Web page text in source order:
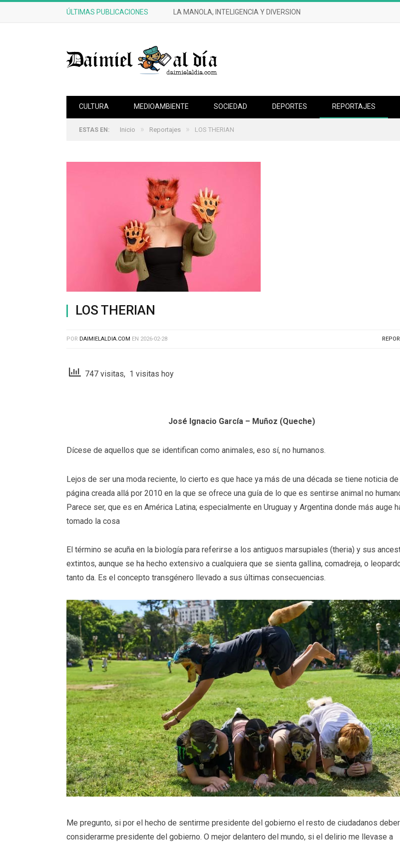
ÚLTIMAS PUBLICACIONES LA MANOLA, INTELIGENCIA Y DIVERSION
CULTURA MEDIOAMBIENTE SOCIEDAD DEPORTES REPORTAJES
ESTAS EN: Inicio » Reportajes » LOS THERIAN
LOS THERIAN
POR DAIMIELALDIA.COM EN 2026-02-28
747 visitas, 1 visitas hoy
José Ignacio García – Muñoz (Queche)
Dícese de aquellos que se identifican como animales, eso sí, no humanos.
Lejos de ser una moda reciente, lo cierto es que hace ya más de una década se tiene noticia de
página creada allá por 2010 en la que se ofrece una guía de lo que es sentirse animal no
Parece ser, que es en América Latina; especialmente en Uruguay y Argentina donde más auge
tomado la cosa
El término se acuña en la biología para referirse a los antiguos marsupiales (theria) y sus
extintos, aunque se ha hecho extensivo a cualquiera que se sienta gallina, comadreja, o
tanto da. Es el concepto transgénero llevado a sus últimas consecuencias.
Me pregunto, si por el hecho de sentirme presidente del gobierno el resto de ciudadanos
considerarme presidente del gobierno. O mejor delantero del mundo, si el delirio me llevase a